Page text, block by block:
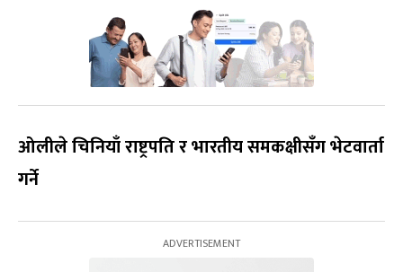
ओलीले चिनियाँ राष्ट्रपति र भारतीय समकक्षीसँग भेटवार्ता
गर्ने